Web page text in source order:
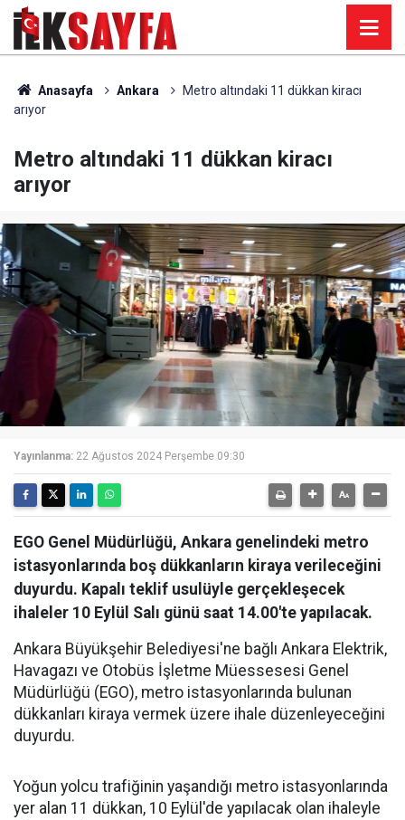
Anasayfa Ankara
Metro altındaki 11 dükkan kiracı
arıyor
Metro altındaki 11 dükkan kiracı
arıyor
Yayınlanma: 22 Ağustos 2024 Perşembe 09:30
EGO Genel Müdürlüğü, Ankara genelindeki metro
istasyonlarında boş dükkanların kiraya verileceğini
duyurdu. Kapalı teklif usulüyle gerçekleşecek
ihaleler 10 Eylül Salı günü saat 14.00'te yapılacak.
Ankara Büyükşehir Belediyesi'ne bağlı Ankara Elektrik,
Havagazı ve Otobüs İşletme Müessesesi Genel
Müdürlüğü (EGO), metro istasyonlarında bulunan
dükkanları kiraya vermek üzere ihale düzenleyeceğini
duyurdu.
Yoğun yolcu trafiğinin yaşandığı metro istasyonlarında
yer alan 11 dükkan, 10 Eylül'de yapılacak olan ihaleyle